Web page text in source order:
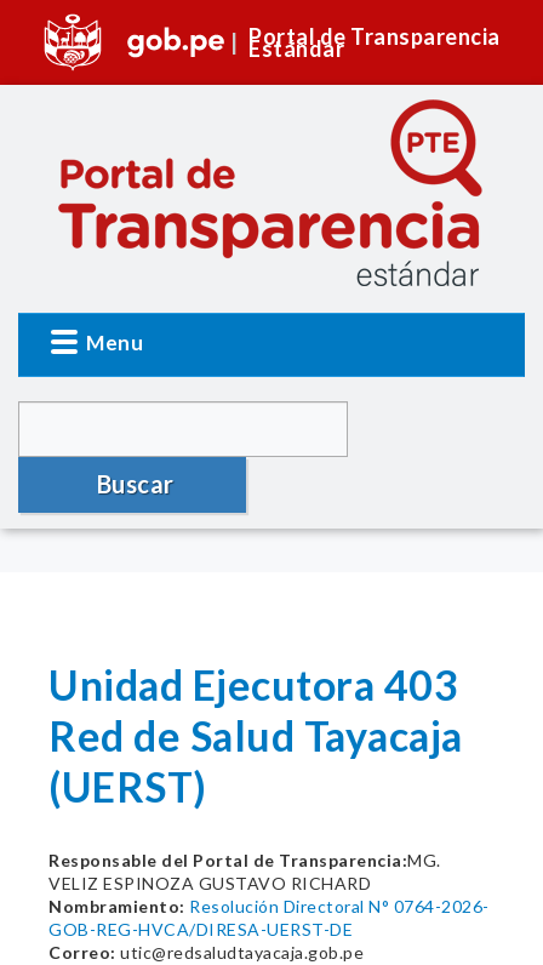
Portal de Transparencia
Estándar
Menu
Buscar
Unidad Ejecutora 403
Red de Salud Tayacaja
(UERST)
Responsable del Portal de Transparencia:MG.
VELIZ ESPINOZA GUSTAVO RICHARD
Nombramiento: Resolución Directoral N° 0764-2026-
GOB-REG-HVCA/DIRESA-UERST-DE
Correo: utic@redsaludtayacaja.gob.pe